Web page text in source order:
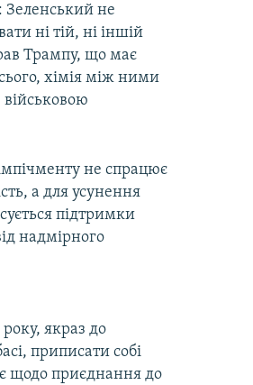
Зеленський не
ні тій, ні іншій
Трампу, що має
хімія між ними
не спрацює
а для усунення
підтримки
надмірного
якраз до
приписати собі
щодо приєднання до